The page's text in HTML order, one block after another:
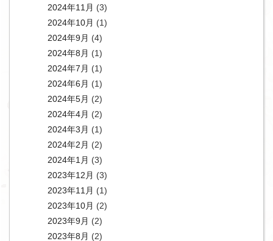
2024年11月 (3)
2024年10月 (1)
2024年9月 (4)
2024年8月 (1)
2024年7月 (1)
2024年6月 (1)
2024年5月 (2)
2024年4月 (2)
2024年3月 (1)
2024年2月 (2)
2024年1月 (3)
2023年12月 (3)
2023年11月 (1)
2023年10月 (2)
2023年9月 (2)
2023年8月 (2)